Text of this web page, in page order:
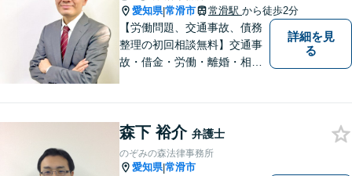
愛知県|常滑市 常滑駅 から徒歩2分
【労働問題、交通事故、債務
整理の初回相談無料】交通事
故・借金・労働・離婚・相続
町、東浦町、美浜町、南知多
町などでお困りの方がいまし
たらすぐにご相談ください。
詳細を見
る
森下 裕介 弁護士
のぞみの森法律事務所
愛知県|常滑市